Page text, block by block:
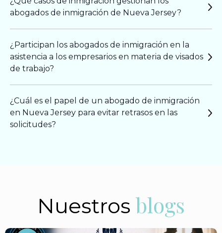
abogados de inmigración de Nueva Jersey?
¿Participan los abogados de inmigración en la
asistencia a los empresarios en materia de visados
de trabajo?
¿Cuál es el papel de un abogado de inmigración
en Nueva Jersey para evitar retrasos en las
solicitudes?
Nuestros blogs